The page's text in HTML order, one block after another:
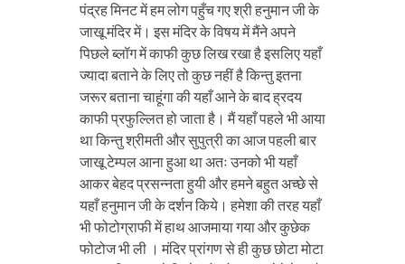
पंद्रह मिनट में हम लोग पहुँच गए श्री हनुमान जी के
जाखू मंदिर में। इस मंदिर के विषय में मैंने अपने
पिछले ब्लॉग में काफी कुछ लिख रखा है इसलिए यहाँ
ज्यादा बताने के लिए तो कुछ नहीं है किन्तु इतना
जरूर बताना चाहूंगा की यहाँ आने के बाद ह्रदय
काफी प्रफुल्लित हो जाता है। मैं यहाँ पहले भी आया
था किन्तु श्रीमती और सुपुत्री का आज पहली बार
जाखू टेम्पल आना हुआ था अतः उनको भी यहाँ
आकर बेहद प्रसन्नता हुयी और हमने बहुत अच्छे से
यहाँ हनुमान जी के दर्शन किये। हमेशा की तरह यहाँ
भी फोटोग्राफी में हाथ आजमाया गया और कुछेक
फोटोज भी ली । मंदिर प्रांगण से ही कुछ छोटा मोटा